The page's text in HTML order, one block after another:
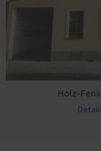
Holz-